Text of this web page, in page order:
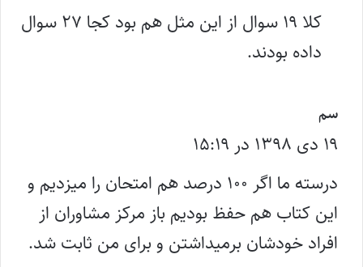
ت
:
کلا ۱۹ سوال از این مثل هم بود کجا ۲۷ سوال
داده بودند.
سم
ف
ت
:
۱۹ دی ۱۳۹۸ در ۱۵:۱۹
درسته ما اگر ۱۰۰ درصد هم امتحان را میزدیم و
این کتاب هم حفظ بودیم باز مرکز مشاوران از
افراد خودشان برمیداشتن و برای من ثابت شد.